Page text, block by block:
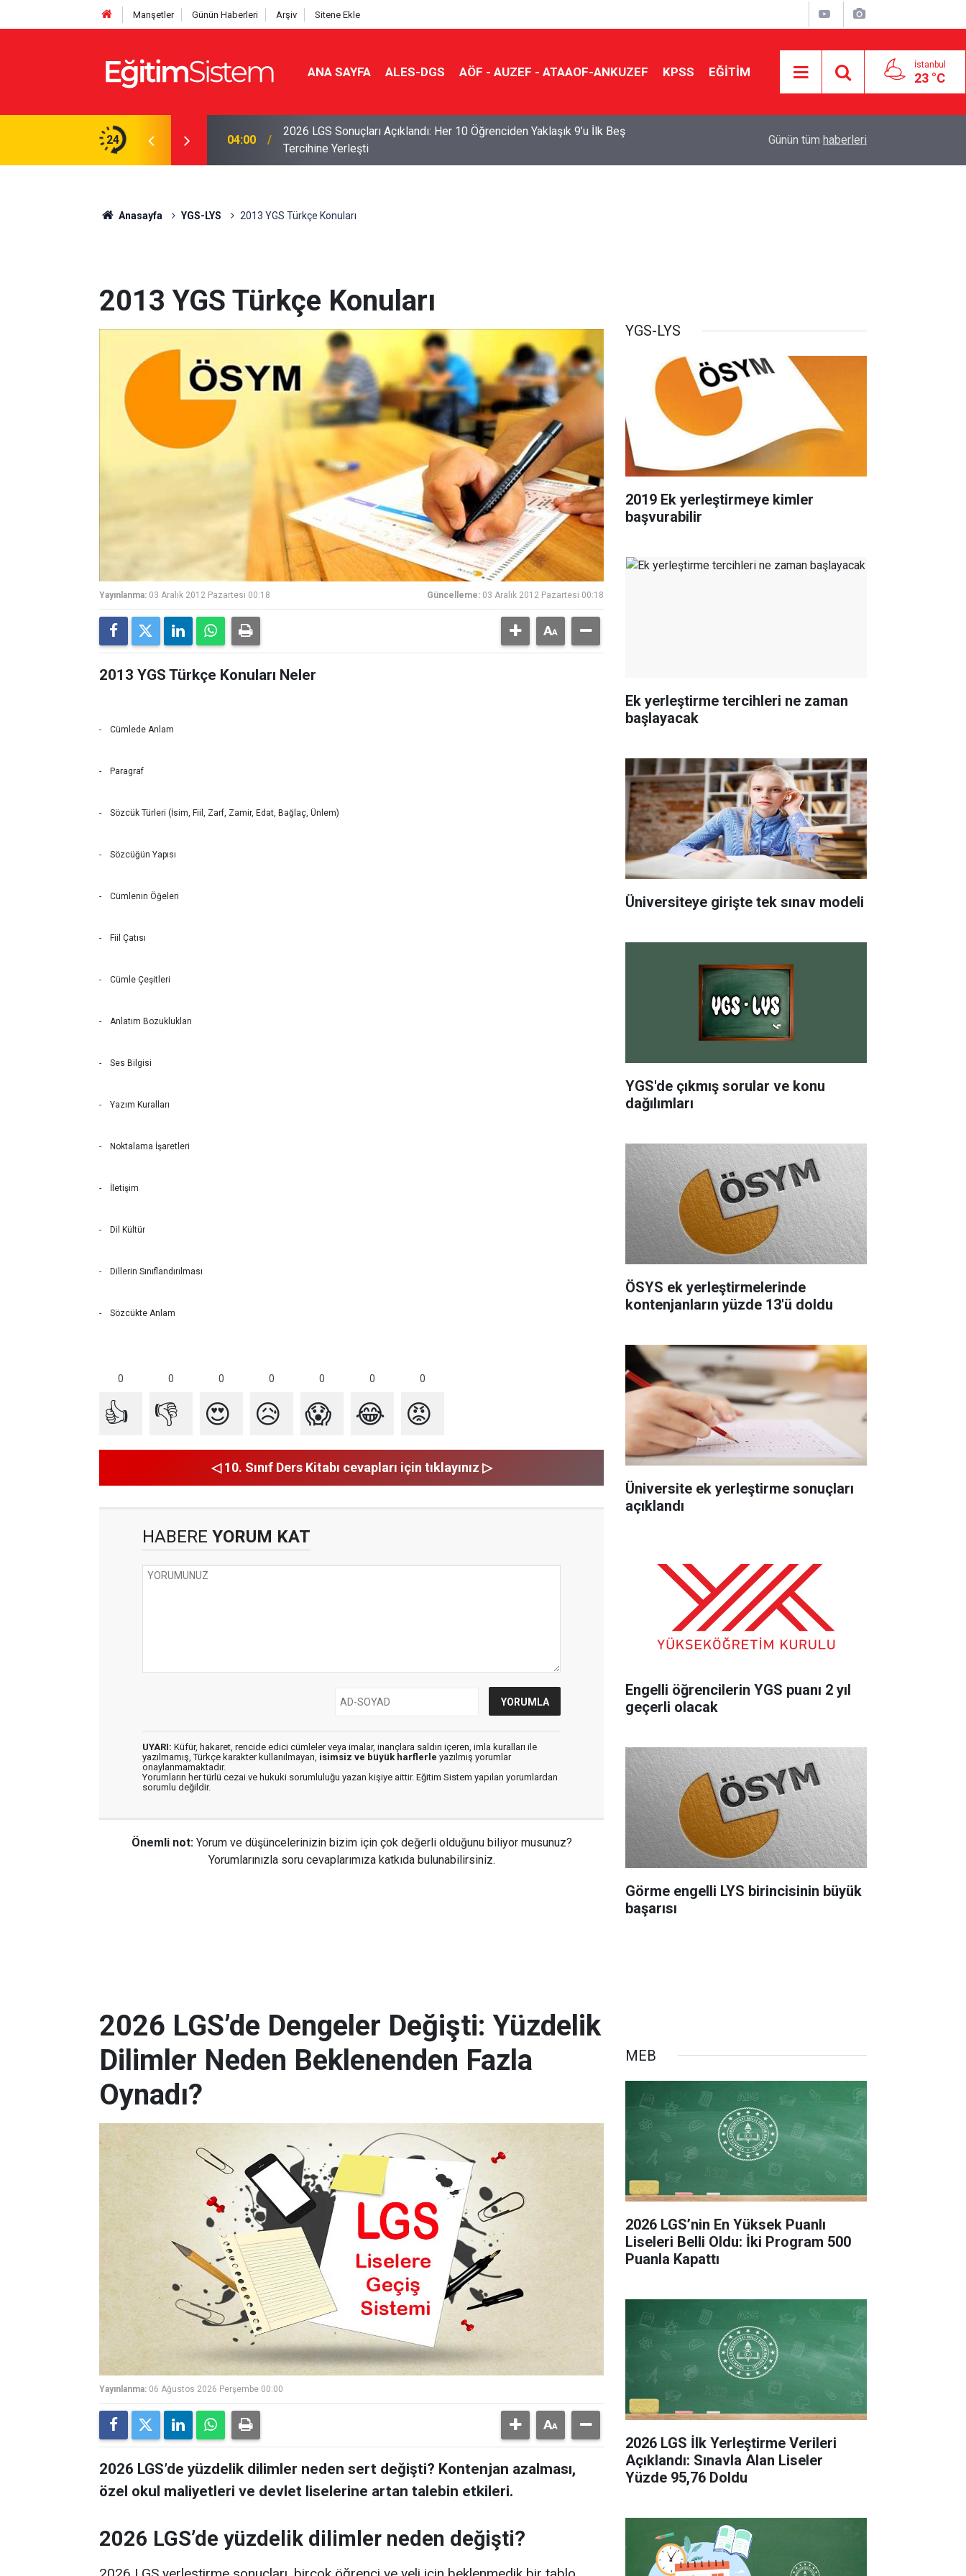
Manşetler Günün Haberleri Arşiv Sitene Ekle
ANA SAYFA ALES-DGS AÖF - AUZEF - ATAAOF-ANKUZEF KPSS EĞİTİM İstanbul
23 °C
24
Sınavla Alan Liseler Yüzde 95,76
04:00
2026 LGS Sonuçları Açıklandı: Her 10 Öğrenciden Yaklaşık 9’u İlk Beş
Tercihine Yerleşti
Yönlendiriyor?
Günün tüm haberleri
Anasayfa YGS-LYS 2013 YGS Türkçe Konuları
2013 YGS Türkçe Konuları
Yayınlanma: 03 Aralık 2012 Pazartesi 00:18 Güncelleme: 03 Aralık 2012 Pazartesi 00:18
2013 YGS Türkçe Konuları Neler
- Cümlede Anlam
- Paragraf
- Sözcük Türleri (İsim, Fiil, Zarf, Zamir, Edat, Bağlaç, Ünlem)
- Sözcüğün Yapısı
- Cümlenin Öğeleri
- Fiil Çatısı
- Cümle Çeşitleri
- Anlatım Bozuklukları
- Ses Bilgisi
- Yazım Kuralları
- Noktalama İşaretleri
- İletişim
- Dil Kültür
- Dillerin Sınıflandırılması
- Sözcükte Anlam
0 0 0 0 0 0 0
👍 👎 😍 😥 😱 😂 😡
◁ 10. Sınıf Ders Kitabı cevapları için tıklayınız ▷
HABERE YORUM KAT
UYARI: Küfür, hakaret, rencide edici cümleler veya imalar, inançlara saldırı içeren, imla kuralları ile
yazılmamış, Türkçe karakter kullanılmayan, isimsiz ve büyük harflerle yazılmış yorumlar
onaylanmamaktadır.
Yorumların her türlü cezai ve hukuki sorumluluğu yazan kişiye aittir. Eğitim Sistem yapılan yorumlardan
sorumlu değildir.
Önemli not: Yorum ve düşüncelerinizin bizim için çok değerli olduğunu biliyor musunuz?
Yorumlarınızla soru cevaplarımıza katkıda bulunabilirsiniz.
YGS-LYS
2019 Ek yerleştirmeye kimler
başvurabilir
Ek yerleştirme tercihleri ne zaman
başlayacak
Üniversiteye girişte tek sınav modeli
YGS'de çıkmış sorular ve konu
dağılımları
ÖSYS ek yerleştirmelerinde
kontenjanların yüzde 13'ü doldu
Üniversite ek yerleştirme sonuçları
açıklandı
Engelli öğrencilerin YGS puanı 2 yıl
geçerli olacak
Görme engelli LYS birincisinin büyük
başarısı
2026 LGS’de Dengeler Değişti: Yüzdelik
Dilimler Neden Beklenenden Fazla
Oynadı?
Yayınlanma: 06 Ağustos 2026 Perşembe 00:00
2026 LGS’de yüzdelik dilimler neden sert değişti? Kontenjan azalması,
özel okul maliyetleri ve devlet liselerine artan talebin etkileri.
2026 LGS’de yüzdelik dilimler neden değişti?
MEB
2026 LGS’nin En Yüksek Puanlı
Liseleri Belli Oldu: İki Program 500
Puanla Kapattı
2026 LGS İlk Yerleştirme Verileri
Açıklandı: Sınavla Alan Liseler
Yüzde 95,76 Doldu